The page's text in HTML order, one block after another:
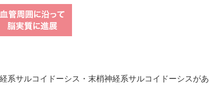
系サルコイドーシス・末梢神経系サルコイドーシスがあ